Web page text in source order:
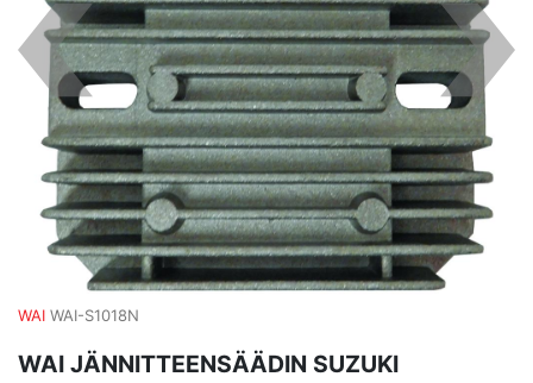
WAI WAI-S1018N
WAI JÄNNITTEENSÄÄDIN SUZUKI